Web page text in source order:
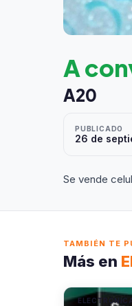
A
A20
PUBLICADO
26 de
Se vende
TAMBIÉN TE
Más en